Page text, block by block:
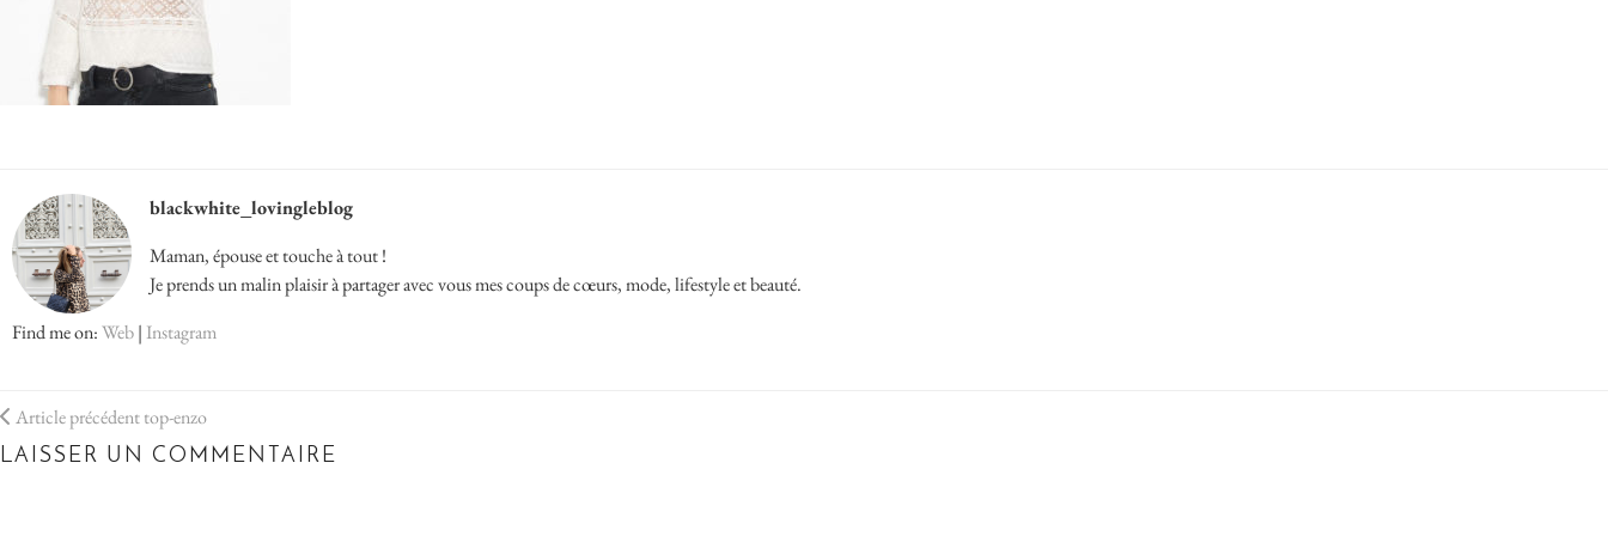
blackwhite_lovingleblog
Maman, épouse et touche à tout !
Je prends un malin plaisir à partager avec vous mes coups de cœurs, mode, lifestyle et beauté.
Find me on:Web| Instagram
Article précédenttop-enzo
LAISSER UN COMMENTAIRE